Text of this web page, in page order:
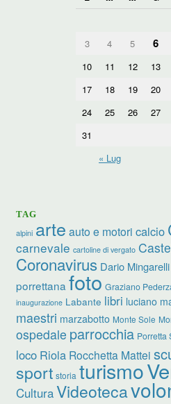
3
4 5 6
10
11 12 13
17
18 19 20
24
25 26 27
31
« Lug
TAG
alpini arte auto e motori calcio
carnevale cartoline di vergato
Coronavirus Dario Mingarelli
porrettana foto Graziano
inaugurazione Labante libri luciano
maestri marzabotto Monte Sole
ospedale parrocchia Porretta
loco Riola Rocchetta Mattei
sport storia turismo
CulturaVideoteca